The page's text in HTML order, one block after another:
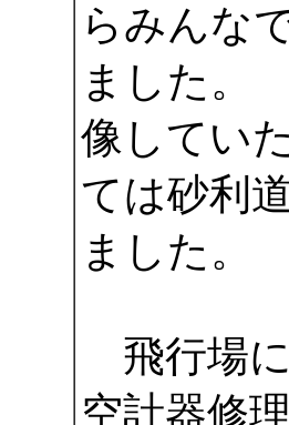
らみんな
ました。
像してい
ては砂利
ました。
飛行場
空計器修